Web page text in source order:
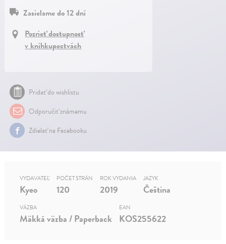
Zasielame do 12 dní
Pozrieť dostupnosť
v kníhkupectvách
Pridať do wishlistu
Odporučiť známemu
Zdielať na Facebooku
VYDAVATEĽ
Kyeo
POČET STRÁN
120
ROK VYDANIA
2019
JAZYK
Čeština
VÄZBA
Mäkká väzba / Paperback
EAN
KOS255622